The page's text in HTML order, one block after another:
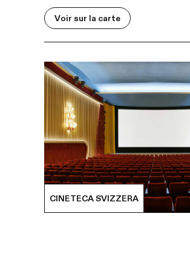
Voir sur la carte
CINETECA SVIZZERA